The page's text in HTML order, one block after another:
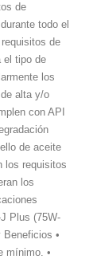
de
todo el
de
el tipo de
los
alta y/o
con API
de aceite
los requisitos
los
Plus (75W-
•
mínimo. •